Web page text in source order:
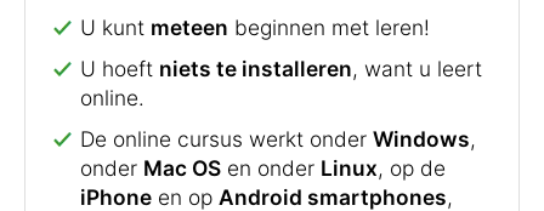
U kunt meteen beginnen met leren!
U hoeft niets te installeren, want u leert
online.
De online cursus werkt onder Windows,
onder Mac OS en onder Linux, op de
iPhone en op Android smartphones,